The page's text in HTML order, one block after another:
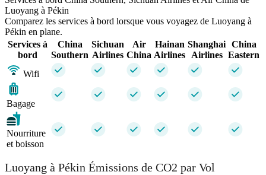
Luoyang à Pékin
Comparez les services à bord lorsque vous voyagez de Luoyang à
Pékin en plane.
Services à
bord
China
Southern
Sichuan
Airlines
Air
China
Hainan
Airlines
Shanghai
Airlines
China
Eastern
Wifi
Bagage
Nourriture
et boisson
Luoyang à Pékin Émissions de CO2 par Vol